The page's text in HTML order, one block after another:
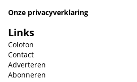
Onze privacyverklaring
Links
Colofon
Contact
Adverteren
Abonneren